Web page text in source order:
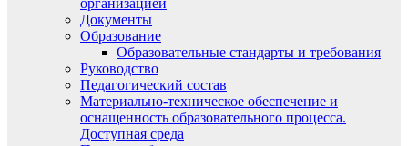
организацией
Документы
Образование
Образовательные стандарты и требования
Руководство
Педагогический состав
Материально-техническое обеспечение и
оснащенность образовательного процесса.
Доступная среда